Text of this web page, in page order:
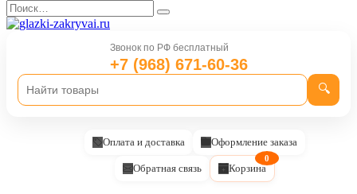
Перейти
к
содержанию
Search
for:
Звонок по РФ бесплатный
+7 (968) 671-60-36
🔍
Оплата и доставка Оформление заказа
Обратная связь Корзина
0